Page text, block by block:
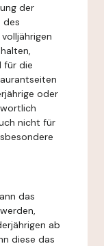
der
des
für die
oder
nicht für
das
ab
diese das